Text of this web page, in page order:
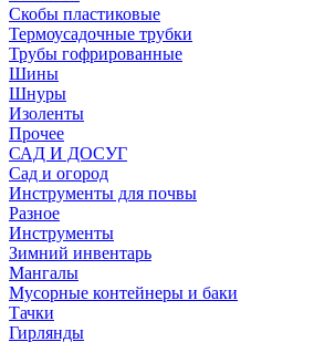
Скобы пластиковые
Термоусадочные трубки
Трубы гофрированные
Шины
Шнуры
Изоленты
Прочее
САД И ДОСУГ
Сад и огород
Инструменты для почвы
Разное
Инструменты
Зимний инвентарь
Мангалы
Мусорные контейнеры и баки
Тачки
Гирлянды